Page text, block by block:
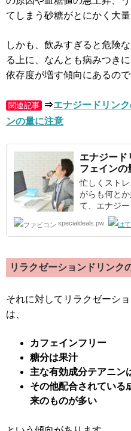
てしまう砂糖がとにかく大量
しかも、飲みすぎると危険
る上に、なんとも病みつき
依存度が増す傾向にあるので
関連記事 ⇒エナジードリン
ンの量に注意
エナジード
フェインの
忙しくスト
がらも何と
て、エナジ
specialdeals.pw
リラクゼーションドリンク
それに対してリラクゼーシ
は、
カフェインフリー
糖分は果汁
主な有効成分テアニン
その他配合されている
来のものが多い